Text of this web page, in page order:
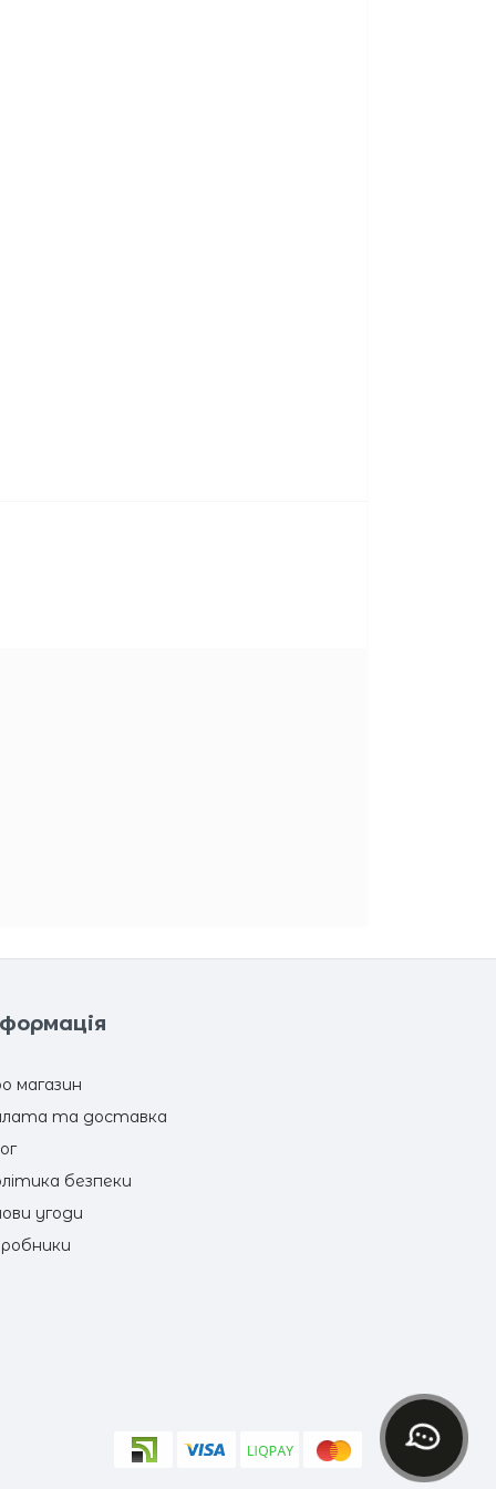
магазин
та доставка
безпеки
угоди